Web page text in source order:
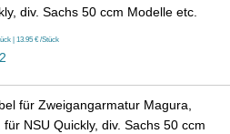
div. Sachs 50 ccm Modelle etc.
| 13.95 € /Stück
für Zweigangarmatur Magura,
NSU Quickly, div. Sachs 50 ccm